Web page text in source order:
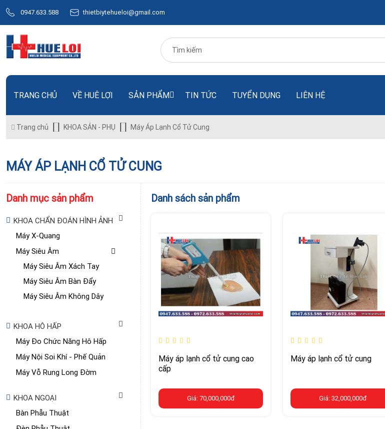
0947.633.588 thietbiytehueloi@gmail.com
TRANG CHỦ VỀ HUÊ LỢI SẢN PHẨM TIN TỨC TUYỂN DỤNG LIÊN HỆ
Trang chủ KHOA SẢN - PHỤ Máy Áp Lạnh Cổ Tử Cung
MÁY ÁP LẠNH CỔ TỬ CUNG
Danh mục sản phẩm
KHOA CHẨN ĐOÁN HÌNH ẢNH
Máy X-Quang
Máy Siêu Âm
Máy Siêu Âm Xách Tay
Máy Siêu Âm Bàn Đẩy
Máy Siêu Âm Không Dây
KHOA HÔ HẤP
Máy Đo Chức Năng Hô Hấp
Máy Nội Soi Khí - Phế Quản
Máy Vỗ Rung Long Đờm
KHOA NGOẠI
Bàn Phẫu Thuật
Danh sách sản phẩm
Máy áp lạnh cổ tử cung cao
cấp
Giá: 70,000,000đ
Máy áp lạnh cổ tử cung
Giá: 32,000,000đ